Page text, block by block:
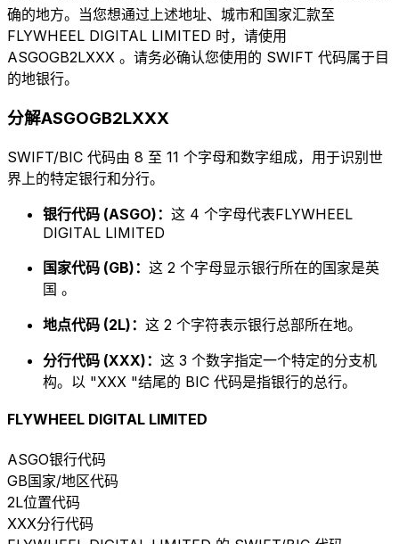
确的地方。当您想通过上述地址、城市和国家汇款至
FLYWHEEL DIGITAL LIMITED 时，请使用
ASGOGB2LXXX 。请务必确认您使用的 SWIFT 代码属于目
的地银行。
分解ASGOGB2LXXX
SWIFT/BIC 代码由 8 至 11 个字母和数字组成，用于识别世
界上的特定银行和分行。
银行代码 (ASGO)： 这 4 个字母代表FLYWHEEL
DIGITAL LIMITED
国家代码 (GB)： 这 2 个字母显示银行所在的国家是英
国 。
地点代码 (2L)： 这 2 个字符表示银行总部所在地。
分行代码 (XXX)： 这 3 个数字指定一个特定的分支机
构。以 "XXX "结尾的 BIC 代码是指银行的总行。
FLYWHEEL DIGITAL LIMITED
ASGO银行代码
GB国家/地区代码
2L位置代码
XXX分行代码